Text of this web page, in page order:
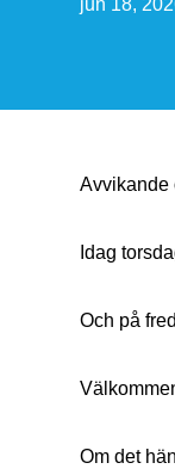
jun 18,
Avvikande
Idag
Och på
Om det